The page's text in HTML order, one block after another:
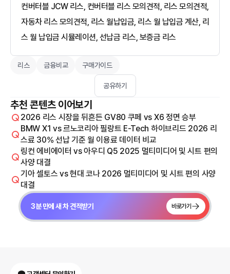
컨버터블 JCW 리스, 컨버터블 리스 모의견적, 리스 모의견적,
자동차 리스 모의견적, 리스 월납입금, 리스 월 납입금 계산, 리
스 월 납입금 시뮬레이션, 선납금 리스, 보증금 리스
리스 금융비교 구매가이드
공유하기
추천 콘텐츠 이어보기
2026 리스 시장을 뒤흔든 GV80 쿠페 vs X6 정면 승부
BMW X1 vs 르노코리아 필랑트 E-Tech 하이브리드 2026 리
스료 30% 선납 기준 월 이용료 데이터 비교
링컨 에비에이터 vs 아우디 Q5 2025 멀티미디어 및 시트 편의
사양 대결
기아 셀토스 vs 현대 코나 2026 멀티미디어 및 시트 편의 사양
대결
3분 만에 새 차 견적받기 바로가기